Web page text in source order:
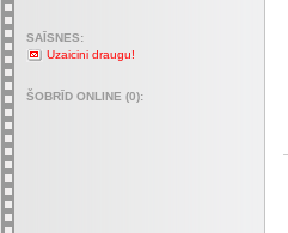
SAĪSNES:
Uzaicini draugu!
ŠOBRĪD ONLINE (0):